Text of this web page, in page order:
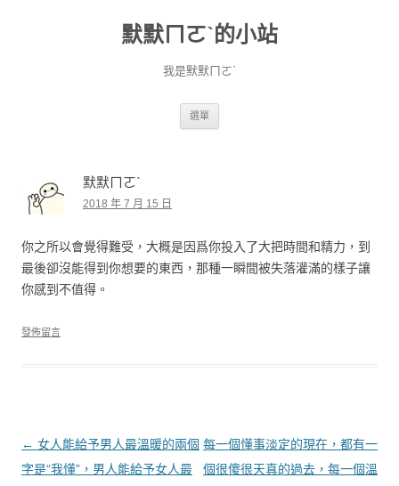
默默ㄇㄛˋ的小站
我是默默ㄇㄛˋ
選單
默默ㄇㄛˋ
2018 年 7 月 15 日
你之所以會覺得難受，大概是因爲你投入了大把時間和精力，到
最後卻沒能得到你想要的東西，那種一瞬間被失落灌滿的樣子讓
你感到不值得。
發佈留言
文章導覽
← 女人能給予男人最溫暖的兩個
字是“我懂”，男人能給予女人最
每一個懂事淡定的現在，都有一
個很傻很天真的過去，每一個溫